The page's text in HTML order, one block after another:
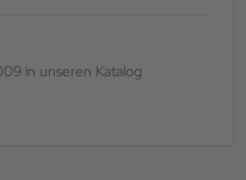
in unseren Katalog